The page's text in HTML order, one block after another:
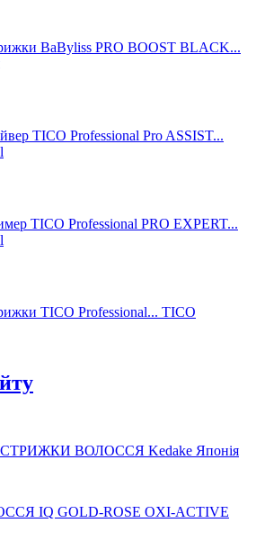
BaByliss PRO BOOST BLACK...
TICO Professional Pro ASSIST...
TICO Professional PRO EXPERT...
TICO Professional... TICO
ВОЛОССЯ Kedake Японія
IQ GOLD-ROSE OXI-ACTIVE